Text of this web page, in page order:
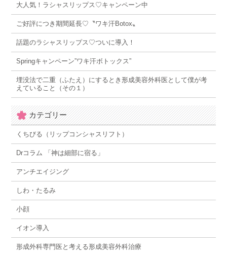
大人気！ラシャスリップス♡キャンペーン中
ご好評につき期間延長♡〝ワキ汗Botox〟
話題のラシャスリップス♡ついに導入！
Springキャンペーン”ワキ汗ボトックス”
埋没法で二重（ふたえ）にするとき形成美容外科医として僕が考
えていること（その１）
カテゴリー
くちびる（リップコンシャスリフト）
Drコラム 「神は細部に宿る」
アンチエイジング
しわ・たるみ
小顔
イオン導入
形成外科専門医と考える形成美容外科治療